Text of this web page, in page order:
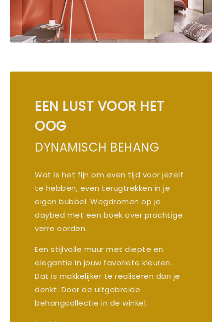
EEN LUST VOOR HET
OOG
DYNAMISCH BEHANG
Wat is het fijn om even tijd voor jezelf
te hebben, even terugtrekken in je
eigen bubbel. Wegdromen op je
daybed met een boek over prachtige
verre oorden.
Een stijlvolle muur met diepte en
elegantie in jouw favoriete kleuren.
Dat is makkelijker te realiseren dan je
denkt. Door de uitgebreide
behangcollectie in de winkel.